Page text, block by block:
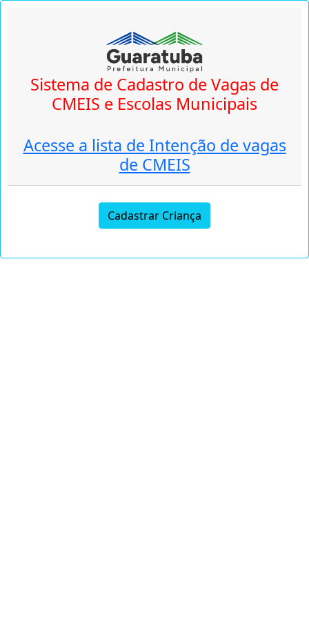
Sistema de Cadastro de Vagas de
CMEIS e Escolas Municipais
Acesse a lista de Intenção de vagas
de CMEIS
Cadastrar Criança